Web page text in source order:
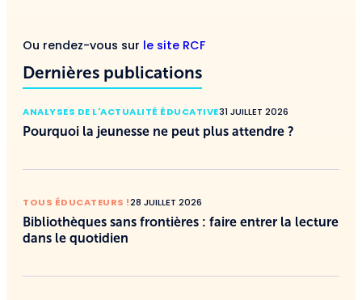
Ou rendez-vous sur le site RCF
Dernières publications
ANALYSES DE L'ACTUALITÉ ÉDUCATIVE31 JUILLET 2026
Pourquoi la jeunesse ne peut plus attendre ?
TOUS ÉDUCATEURS !28 JUILLET 2026
Bibliothèques sans frontières : faire entrer la lecture
dans le quotidien